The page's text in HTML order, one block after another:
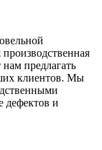
нам предлагать
клиентов. Мы
дефектов и